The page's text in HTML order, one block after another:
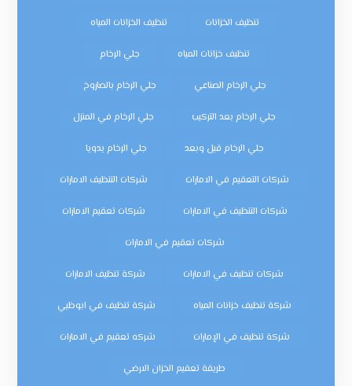
تنظيف الخزانات تنظيف الخزانات المياه
تنظيف خزانات المياه جلي الرخام
جلي الرخام الصناعي جلي الرخام بالصاروخ
جلي الرخام بعد التركيب جلي الرخام في المنزل
جلي الرخام قبل وبعد جلي الرخام يدويا
شركات التعقيم في الامارات شركات التنظيف الامارات
شركات التنظيف في الامارات شركات تعقيم الامارات
شركات تعقيم في الامارات
شركات تنظيف في الامارات شركة تنظيف الامارات
شركة تنظيف خزانات المياه شركة تنظيف في ابوظبي
شركة تنظيف في الإمارات شركه تعقيم في الامارات
طريقة تعقيم الخزان الارضي